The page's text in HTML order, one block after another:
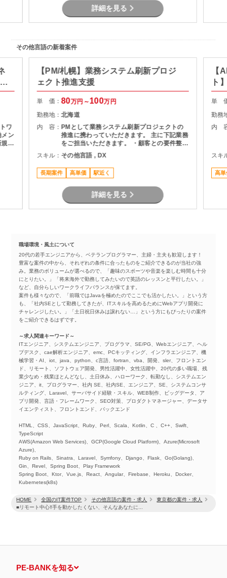
HOME 全国のIT案件TOP その他言語の案件・求人
東京都の案件・求人
■リモート中心‼手を動かしたくない、そんなあなたに...
詳細を見る
その他言語の新着案件
ワ
メン
基
【PM/札幌】業務システム刷新プロジ
ェクト推進支援
単 価：80万円～100万円
勤務地：北海道
内 容： PMとして業務システム刷新プロジェクトの
推進に携わっていただきます。 主に下記業務
をご担当いただきます。 ・顧客との要件整
理・課題整理 ・プロジェクト計画の策定およ
び進捗管理 ・開発チームとの調整およびマネ
ジメント ・品質、課題、リスク管理 ・関係
者向け資料作成および各種報告 ・要件定義か
スキル： その他言語 , DX
長期案件 高単価 駅近く
詳細を見る
【
ト
単
勤務
内
スキ
高単
職場環境・風土について
20代の若手エンジニアから、ベテランプログラマー、主婦・主夫も歓迎します！
豊富な案件の中から、それぞれの条件に合ったものをご紹介できるのが当社の強
み。業務のボリュームが選べるので、「趣味のスポーツや音楽を楽しむ時間も十分
にとりたい。」「将来海外で勤務してみたいので英語のレッスンと平行したい。」
など、自分らしいワークライフバランスが保てます。
案件も様々なので、「前職ではJavaを極めたのでここでも活かしたい。」という方
も、「社内SEとして勤務してきたが、ITスキルを高めるためにWebアプリ開発に
チャレンジしたい。」「土日祝日休みは譲れない…」という方にもぴったりの案件
をご紹介できるはずです。
～求人関連キーワード～
ITエンジニア、システムエンジニア、プログラマ、SE/PG、Webエンジニア、ヘル
プデスク、cae解析エンジニア、emc、PCキッティング、インフラエンジニア、機
械学習・AI、iot、java、python、c言語、fortran、vba、開発、sler、フロントエン
ド、リモート、ソフトウェア開発、男性活躍中、女性活躍中、20代の多い職場、残
業少なめ・残業ほとんどなし、土日休み、ハローワーク、転勤なし、システムエン
ジニア、it、プログラマー、社内 SE、社内SE、エンジニア、SE、システムコンサ
ルティング、Laravel、サーバサイド経験・スキル、WEB制作、ビッグデータ、ア
プリ開発、言語・フレームワーク、SEO対策、プロダクトマネージャー、データサ
イエンティスト、フロントエンド、バックエンド
HTML、CSS、JavaScript、Ruby、Perl、Scala、Kotlin、C 、C++、Swift、
TypeScript
AWS(Amazon Web Services)、GCP(Google Cloud Platform)、Azure(Microsoft
Azure)、
Ruby on Rails、Sinatra、Laravel、Symfony、Django、Flask、Go(Golang)、
Gin、Revel、Spring Boot、Play Framework
Spring Boot、Ktor、Vue.js、React、Angular、Firebase、Heroku、Docker、
Kubernetes(k8s)
PE-BANKを知る